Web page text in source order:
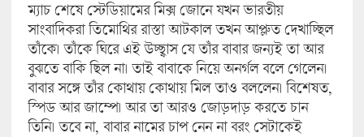
ম্যাচ শেষে স্টেডিয়ামের মিক্স জোনে যখন ভারতীয়
সাংবাদিকরা তিমোথির রাস্তা আটকাল তখন আপ্লুত দেখাচ্ছিল
তাঁকে। তাঁকে ঘিরে এই উচ্ছ্বাস যে তাঁর বাবার জন্যই তা আর
বুঝতে বাকি ছিল না। তাই বাবাকে নিয়ে অনর্গল বলে গেলেন।
বাবার সঙ্গে তাঁর কোথায় কোথায় মিল তাও বললেন। বিশেষত,
স্পিড আর জাম্পে। আর তা আরও জোড়দাড় করতে চান
তিনি। তবে না, বাবার নামের চাপ নেন না বরং সেটাকেই